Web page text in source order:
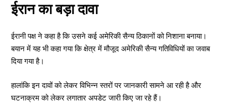
ईरान का बड़ा दावा
ईरानी पक्ष ने कहा है कि उसने कई अमेरिकी सैन्य ठिकानों को निशाना बनाया।
बयान में यह भी कहा गया कि क्षेत्र में मौजूद अमेरिकी सैन्य गतिविधियों का जवाब
दिया गया है।
हालांकि इन दावों को लेकर विभिन्न स्तरों पर जानकारी सामने आ रही है और
घटनाक्रम को लेकर लगातार अपडेट जारी किए जा रहे हैं।